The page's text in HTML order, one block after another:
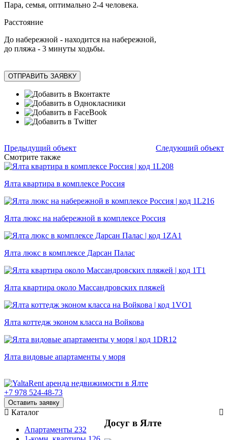
Пара, семья, оптимально 2-4 человека.
Расстояние
До набережной - находится на набережной,
до пляжа - 3 минуты ходьбы.
ОТПРАВИТЬ ЗАЯВКУ
Предыдущий объект
Следующий объект
Смотрите также
Ялта квартира в комплексе Россия
Ялта люкс на набережной в комплексе Россия
Ялта люкс в комплексе Дарсан Палас
Ялта квартира около Массандровских пляжей
Ялта коттедж эконом класса на Войкова
Ялта видовые апартаменты у моря
+7 978 524-48-73
Оставить заявку
Каталог
Апартаменты 232
Досуг в Ялте